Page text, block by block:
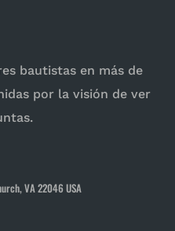
bautistas en más de
por la visión de ver
VA 22046 USA